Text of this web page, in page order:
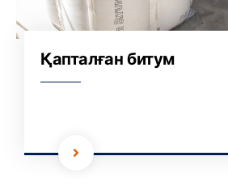
Қапталған битум